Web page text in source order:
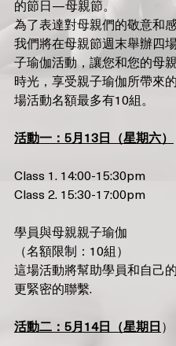
的節日—母親節。
為了表達對母親們的敬意和
我們將在母親節週末舉辦四
子瑜伽活動，讓您和您的母
時光，享受親子瑜伽所帶來
場活動名額最多有10組。
活動一：5月13日（星期六）
Class 1. 14:00-15:30pm
Class 2. 15:30-17:00pm
學員與母親親子瑜伽
（名額限制：10組）
這場活動將幫助學員和自己
更緊密的聯繫.
活動二：5月14日（星期日 ）
🌟 Welcome to
Are you looking a place for
Yogis
Tap to chat